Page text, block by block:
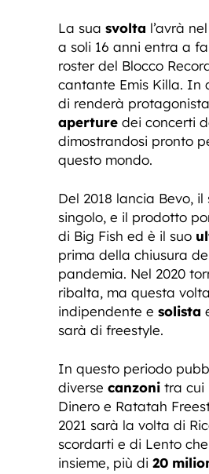
La sua svolta l’avrà
a soli 16 anni entra a
roster del Blocco
cantante Emis Killa. In
di renderà
aperture dei concerti
dimostrandosi pronto
questo mondo.
Del 2018 lancia Bevo, il
singolo, e il prodotto
di Big Fish ed è il suo
prima della chiusura
pandemia. Nel 2020
ribalta, ma questa
indipendente e solista
sarà di freestyle.
In questo periodo
diverse canzoni tra cui
Dinero e Ratatah
2021 sarà la volta di
scordarti e di Lento
insieme, più di 20